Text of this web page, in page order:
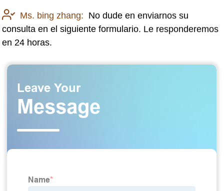
Ms. bing zhang: No dude en enviarnos su
consulta en el siguiente formulario. Le responderemos
en 24 horas.